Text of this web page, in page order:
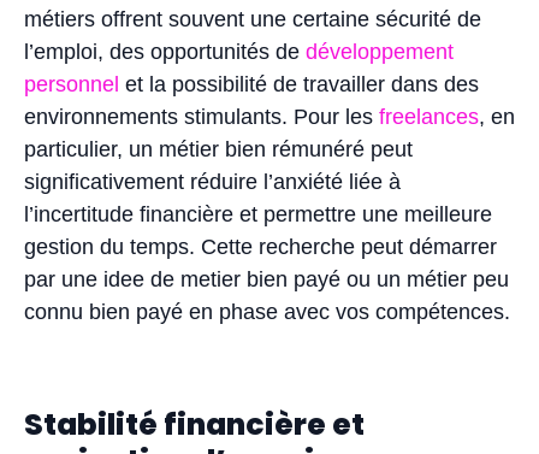
métiers offrent souvent une certaine sécurité de
l’emploi, des opportunités de développement
personnel et la possibilité de travailler dans des
environnements stimulants. Pour les freelances, en
particulier, un métier bien rémunéré peut
significativement réduire l’anxiété liée à
l’incertitude financière et permettre une meilleure
gestion du temps. Cette recherche peut démarrer
par une idee de metier bien payé ou un métier peu
connu bien payé en phase avec vos compétences.
Stabilité financière et